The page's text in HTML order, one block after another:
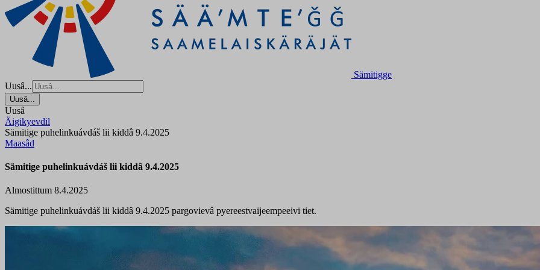
Sämitigge
Uusâ...
Uusâ...
Uusâ
Äigikyevdil
Sämitige puhelinkuávdáš lii kiddâ 9.4.2025
Maasâd
Sämitige puhelinkuávdáš lii kiddâ 9.4.2025
Almostittum 8.4.2025
Sämitige puhelinkuávdáš lii kiddâ 9.4.2025 pargovievâ pyereestvaijeempeeivi tiet.